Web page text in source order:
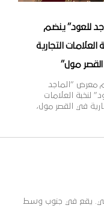
للعود” ينضم
العلامات التجارية
مول”
معرض “الماجد
لنخبة العلامات
في القصر مول،
في تجارة العود
“الماجد للعود”
يقع في جنوب وسط